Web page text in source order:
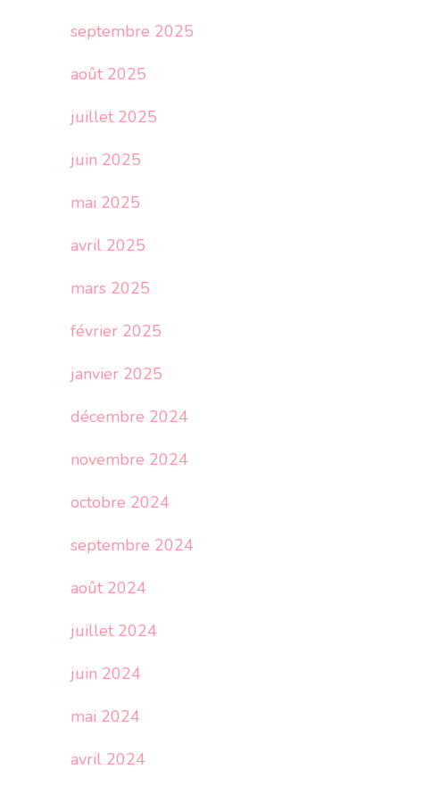
septembre 2025
août 2025
juillet 2025
juin 2025
mai 2025
avril 2025
mars 2025
février 2025
janvier 2025
décembre 2024
novembre 2024
octobre 2024
septembre 2024
août 2024
juillet 2024
juin 2024
mai 2024
avril 2024